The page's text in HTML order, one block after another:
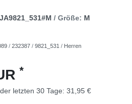
JA9821_531#M / Größe: M
/ 232387 / 9821_531 / Herren
*
letzten 30 Tage: 31,95 €